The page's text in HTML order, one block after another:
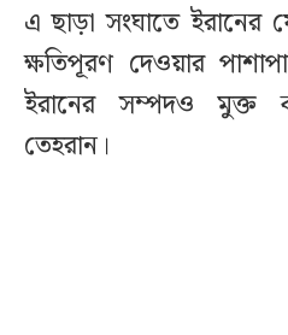
এ ছাড়া সংঘাতে ইরানের
ক্ষতিপূরণ দেওয়ার
ইরানের সম্পদও মুক্ত
তেহরান।